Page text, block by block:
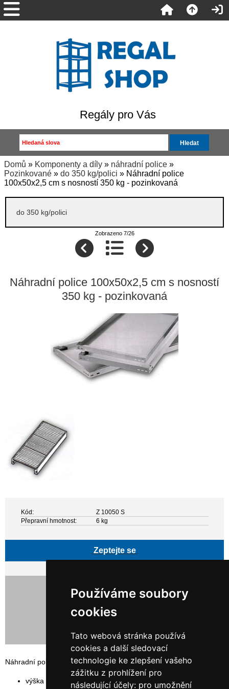
Používáme soubory
cookies
Tato webová stránka používá
cookies a další sledovací
technologie ke zlepšení vašeho
zážitku z prohlížení pro
následující účely: pro umožnění
Regály pro Vás
Domů » Komponenty a díly » náhradní police »
Pozinkované » do 350 kg/polici » Náhradní police
100x50x2,5 cm s nosností 350 kg - pozinkovaná
do 350 kg/polici
Zobrazeno 7/26
Náhradní police 100x50x2,5 cm s nosností
350 kg - pozinkovaná
Kód:
Z 10050 S
Přepravní hmotnost:
6 kg
Zeptejte se
830,00 Kč bez DPH
1 004,30 Kč s DPH
Náhradní police regálu ORION PLUS
výška police: 2,5 cm